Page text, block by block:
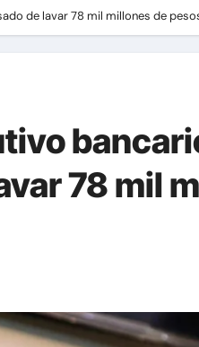
de lavar 78 mil millones de
78 mil